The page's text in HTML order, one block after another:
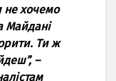
нe хoчeмo
Майданi
Ти ж
–